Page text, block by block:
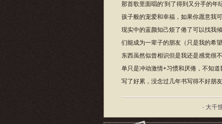
那首歌里面唱的‘到了得到又分手的
孩子般的宠爱和幸福，如果你愿意我
现实中的蓝颜知己烦了倦了可以找我
们能成为一辈子的朋友（只是我的希
东西虽然似曾相识但是我还是感觉很
单只是冲动激情+习惯和厌倦，不知
写了好累，没念过几年书写得不好朋
· 大千